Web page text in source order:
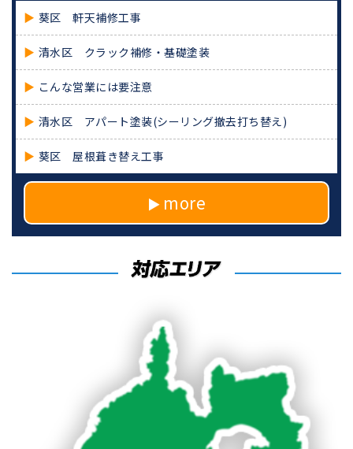
葵区 軒天補修工事
清水区 クラック補修・基礎塗装
こんな営業には要注意
清水区 アパート塗装(シーリング撤去打ち替え)
葵区 屋根葺き替え工事
more